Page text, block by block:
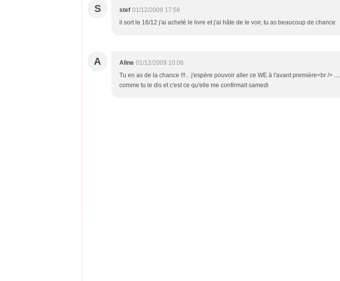
S stef 01/12/2009 17:56
il sort le 16/12 j'ai acheté le livre et j'ai hâte de le voir, tu as beaucoup de chance
A Aline 01/12/2009 10:06
Tu en as de la chance !!!... j'espère pouvoir aller ce WE à l'avant première<br />
comme tu le dis et c'est ce qu'elle me confirmait samedi